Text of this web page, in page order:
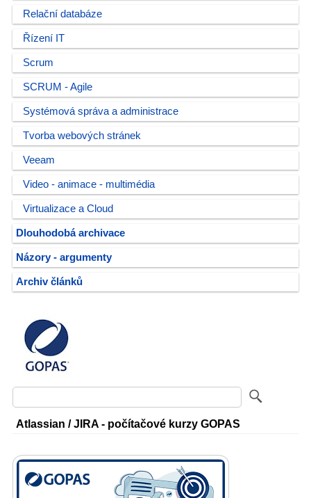
Relační databáze
Řízení IT
Scrum
SCRUM - Agile
Systémová správa a administrace
Tvorba webových stránek
Veeam
Video - animace - multimédia
Virtualizace a Cloud
Dlouhodobá archivace
Názory - argumenty
Archiv článků
Atlassian / JIRA - počítačové kurzy GOPAS